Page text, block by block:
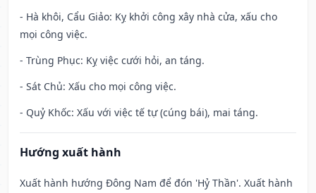
- Hà khôi, Cẩu Giảo: Kỵ khởi công xây nhà cửa, xấu cho
mọi công việc.
- Trùng Phục: Kỵ việc cưới hỏi, an táng.
- Sát Chủ: Xấu cho mọi công việc.
- Quỷ Khốc: Xấu với việc tế tự (cúng bái), mai táng.
Hướng xuất hành
Xuất hành hướng Đông Nam để đón 'Hỷ Thần'. Xuất hành